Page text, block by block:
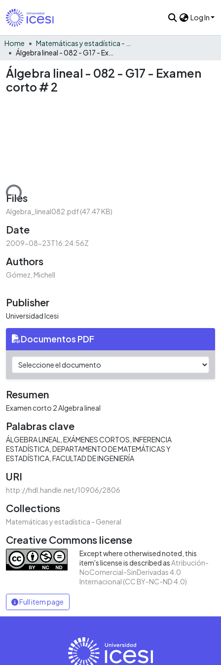
Log In
Home
Álgebra lineal - 082 - G17 - Examen
corto # 2
Files
Algebra_lineal082.pdf(47.47 KB)
Date
2009-08-23T16:24:56Z
Authors
Gómez, Michell
Publisher
Universidad Icesi
Documentos PDF
Resumen
Examen corto 2 Algebra lineal
Palabras clave
ÁLGEBRA LINEAL EXÁMENES CORTOS INFERENCIA
ESTADÍSTICA DEPARTAMENTO DE MATEMÁTICAS Y
ESTADÍSTICA FACULTAD DE INGENIERÍA
URI
http://hdl.handle.net/10906/2806
Collections
Matemáticas y estadística - General
Creative Commons license
Except where otherwised noted, this
item's license is described asAtribución-
NoComercial-SinDerivadas 4.0
Internacional (CC BY-NC-ND 4.0)
Full item page